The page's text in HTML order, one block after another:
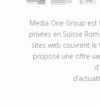
Media One Group
privées en Suisse
sites web couvrent
propose une offre